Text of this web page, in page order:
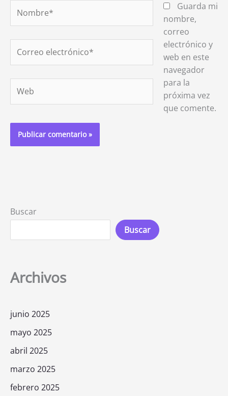
electrónico*
Guarda mi
nombre,
correo
electrónico y
web en este
navegador
para la
próxima vez
que comente.
Buscar
Buscar
Archivos
junio 2025
mayo 2025
abril 2025
marzo 2025
febrero 2025